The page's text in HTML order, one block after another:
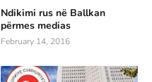
Ndikimi rus në Ballkan
përmes medias
February 14, 2016